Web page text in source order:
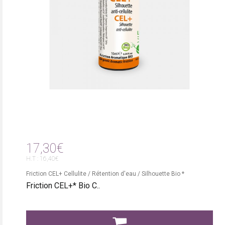
17,30€
H.T : 16,40€
Friction CEL+ Cellulite / Rétention d'eau / Silhouette Bio *
Friction CEL+* Bio C..